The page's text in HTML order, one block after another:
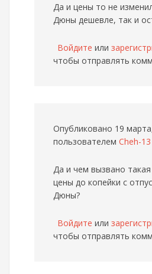
Да и цены то не
Дюны дешевле, так и
Войдите или
чтобы отправлять
Опубликовано 19
пользователем Cheh-13
Да и чем вызвано
цены до копейки с
Дюны?
Войдите или
чтобы отправлять